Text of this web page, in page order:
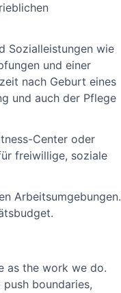
Sozialleistungen wie
und einer
nach Geburt eines
und auch der Pflege
Center oder
freiwillige, soziale
Arbeitsumgebungen.
as the work we do.
boundaries,